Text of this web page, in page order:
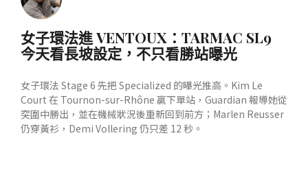
女子環法進 VENTOUX：TARMAC SL9
今天看長坡設定，不只看勝站曝光
女子環法 Stage 6 先把 Specialized 的曝光推高。Kim Le
Court 在 Tournon-sur-Rhône 贏下單站，Guardian 報導她從
突圍中勝出，並在機械狀況後重新回到前方；Marlen Reusser
仍穿黃衫，Demi Vollering 仍只差 12 秒。